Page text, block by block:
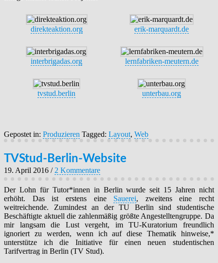
direkteaktion.org erik-marquardt.de
interbrigadas.org lernfabriken-meutern.de
tvstud.berlin unterbau.org
Gepostet in: Produzieren Tagged: Layout, Web
TVStud-Berlin-Website
19. April 2016 / 2 Kommentare
Der Lohn für Tutor*innen in Berlin wurde seit 15 Jahren nicht
erhöht. Das ist erstens eine Sauerei, zweitens eine recht
weitreichende. Zumindest an der TU Berlin sind studentische
Beschäftigte aktuell die zahlenmäßig größte Angestelltengruppe. Da
mir langsam die Lust vergeht, im TU-Kuratorium freundlich
ignoriert zu werden, wenn ich auf diese Thematik hinweise,*
unterstütze ich die Initiative für einen neuen studentischen
Tarifvertrag in Berlin (TV Stud).